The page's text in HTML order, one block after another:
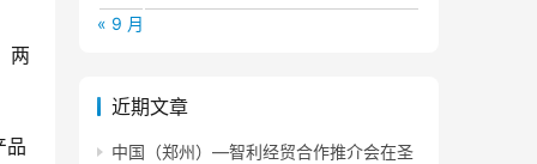
两
品
« 9 月
近期文章
中国（郑州）—智利经贸合作推介会在圣